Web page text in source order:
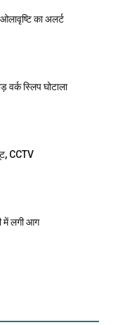
का अलर्ट
वर्क स्लिप घोटाला
CCTV
में लगी आग